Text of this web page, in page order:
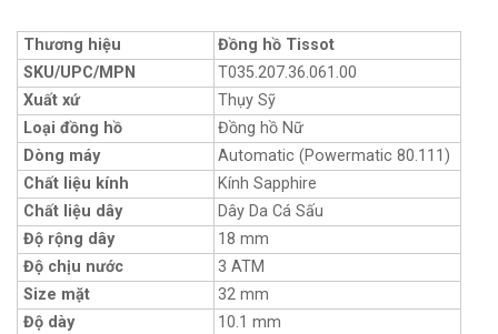
Thương hiệu
Đồng hồ Tissot
SKU/UPC/MPN
T035.207.36.061.00
Xuất xứ
Thụy Sỹ
Loại đồng hồ
Đồng hồ Nữ
Dòng máy
Automatic (Powermatic 80.111)
Chất liệu kính
Kính Sapphire
Chất liệu dây
Dây Da Cá Sấu
Độ rộng dây
18 mm
Độ chịu nước
3 ATM
Size mặt
32 mm
Độ dày
10.1 mm